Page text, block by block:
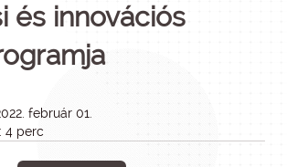
és innovációs
február 01.
4 perc